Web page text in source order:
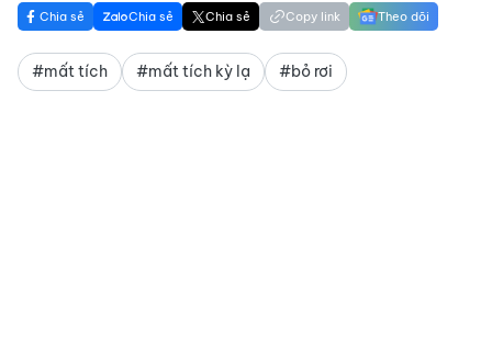
Chia sẻ Chia sẻ Chia sẻ Copy link Theo dõi
#mất tích #mất tích kỳ lạ #bỏ rơi